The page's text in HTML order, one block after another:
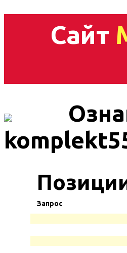
Сайт
Запрос